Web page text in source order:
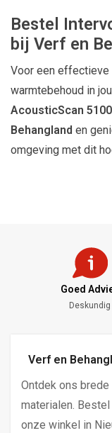
Bestel
bij Verf en
Voor een
warmtebehoud in
AcousticScan
Behangland en
omgeving met dit
Goed
Deskundig
Verf en
Ontdek ons
materialen.
onze winkel in